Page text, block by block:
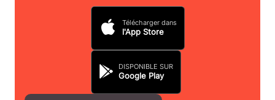
Télécharger dans
l'App Store
DISPONIBLE SUR
Google Play